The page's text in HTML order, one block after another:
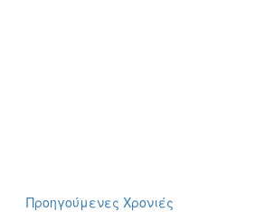
Προηγούμενες Χρονιές